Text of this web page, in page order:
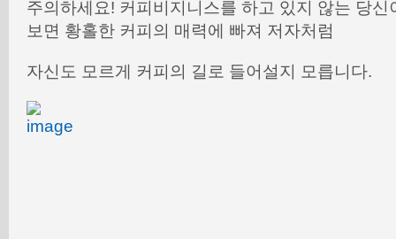
주의하세요! 커피비지니스를 하고 있지 않는 당신
보면 황홀한 커피의 매력에 빠져 저자처럼
자신도 모르게 커피의 길로 들어설지 모릅니다.